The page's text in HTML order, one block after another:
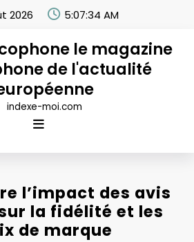
2026 5:07:35 AM
le magazine
de l'actualité
indexe-moi.com
l’impact des avis
la fidélité et les
de marque